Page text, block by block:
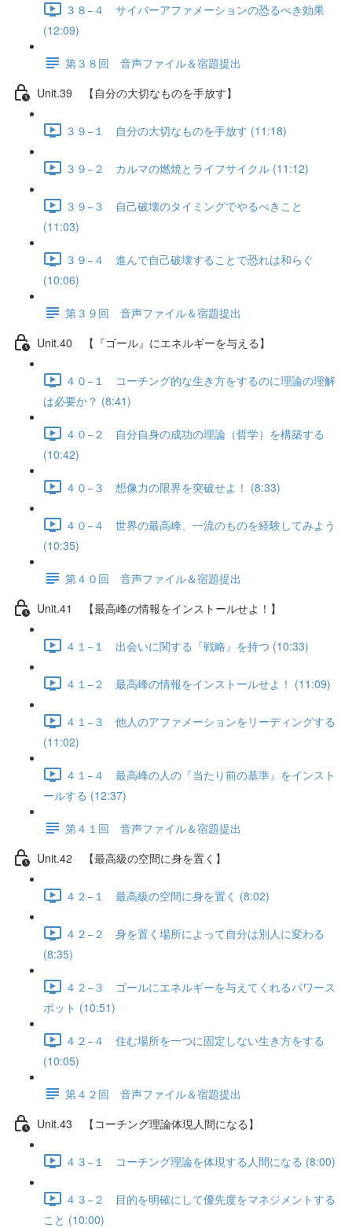
３８−４ サイバーアファメーションの恐るべき効果
(12:09)
第３８回 音声ファイル＆宿題提出
Unit.39 【自分の大切なものを手放す】
３９−１ 自分の大切なものを手放す (11:18)
３９−２ カルマの燃焼とライフサイクル (11:12)
３９−３ 自己破壊のタイミングでやるべきこと
(11:03)
３９−４ 進んで自己破壊することで恐れは和らぐ
(10:06)
第３９回 音声ファイル＆宿題提出
Unit.40 【『ゴール』にエネルギーを与える】
４０−１ コーチング的な生き方をするのに理論の理解
は必要か？ (8:41)
４０−２ 自分自身の成功の理論（哲学）を構築する
(10:42)
４０−３ 想像力の限界を突破せよ！ (8:33)
４０−４ 世界の最高峰、一流のものを経験してみよう
(10:35)
第４０回 音声ファイル＆宿題提出
Unit.41 【最高峰の情報をインストールせよ！】
４１−１ 出会いに関する『戦略』を持つ (10:33)
４１−２ 最高峰の情報をインストールせよ！ (11:09)
４１−３ 他人のアファメーションをリーディングする
(11:02)
４１−４ 最高峰の人の『当たり前の基準』をインスト
ールする (12:37)
第４１回 音声ファイル＆宿題提出
Unit.42 【最高級の空間に身を置く】
４２−１ 最高級の空間に身を置く (8:02)
４２−２ 身を置く場所によって自分は別人に変わる
(8:35)
４２−３ ゴールにエネルギーを与えてくれるパワース
ポット (10:51)
４２−４ 住む場所を一つに固定しない生き方をする
(10:05)
第４２回 音声ファイル＆宿題提出
Unit.43 【コーチング理論体現人間になる】
４３−１ コーチング理論を体現する人間になる (8:00)
４３−２ 目的を明確にして優先度をマネジメントする
こと (10:00)